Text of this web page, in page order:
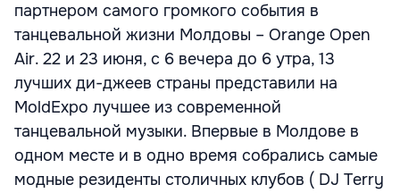
партнером самого громкого события в
танцевальной жизни Молдовы – Orange Open
Air. 22 и 23 июня, с 6 вечера до 6 утра, 13
лучших ди-джеев страны представили на
MoldExpo лучшее из современной
танцевальной музыки. Впервые в Молдове в
одном месте и в одно время собрались самые
модные резиденты столичных клубов ( DJ Terry